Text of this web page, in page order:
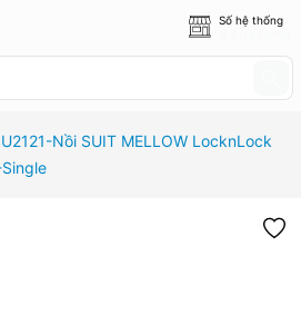
Số hệ thống
Nồi SUIT MELLOW LocknLock